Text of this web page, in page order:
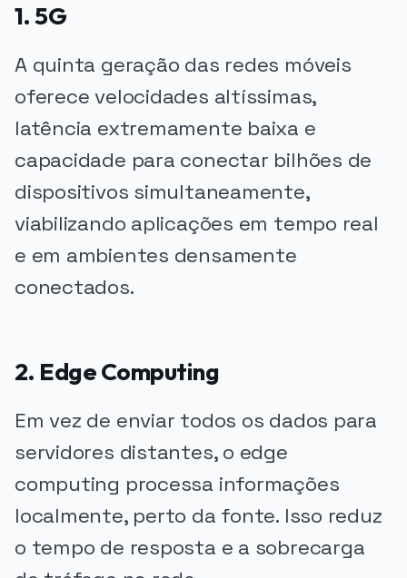
1. 5G
A quinta geração das redes móveis
oferece velocidades altíssimas,
latência extremamente baixa e
capacidade para conectar bilhões de
dispositivos simultaneamente,
viabilizando aplicações em tempo real
e em ambientes densamente
conectados.
2. Edge Computing
Em vez de enviar todos os dados para
servidores distantes, o edge
computing processa informações
localmente, perto da fonte. Isso reduz
o tempo de resposta e a sobrecarga